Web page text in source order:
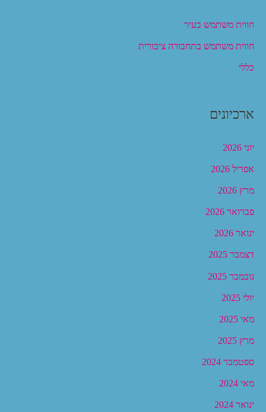
חווית משתמש בעיר
חווית משתמש בתחבורה ציבורית
כללי
ארכיונים
יוני 2026
אפריל 2026
מרץ 2026
פברואר 2026
ינואר 2026
דצמבר 2025
נובמבר 2025
יולי 2025
מאי 2025
מרץ 2025
ספטמבר 2024
מאי 2024
ינואר 2024